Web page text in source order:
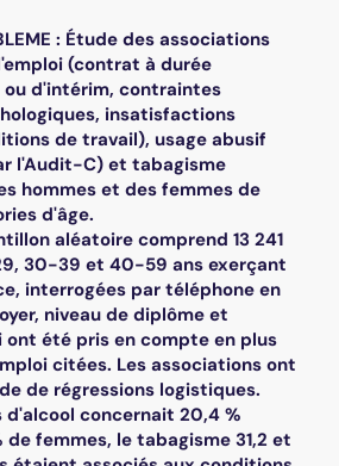
: Étude des associations
(contrat à durée
d'intérim, contraintes
insatisfactions
de travail), usage abusif
l'Audit-C) et tabagisme
hommes et des femmes de
d'âge.
aléatoire comprend 13 241
30-39 et 40-59 ans exerçant
interrogées par téléphone en
niveau de diplôme et
été pris en compte en plus
citées. Les associations ont
de régressions logistiques.
d'alcool concernait 20,4 %
de femmes, le tabagisme 31,2 et